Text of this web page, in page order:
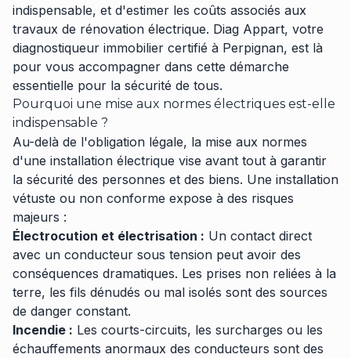
indispensable, et d'estimer les coûts associés aux
travaux de rénovation électrique. Diag Appart, votre
diagnostiqueur immobilier certifié à Perpignan, est là
pour vous accompagner dans cette démarche
essentielle pour la sécurité de tous.
Pourquoi une mise aux normes électriques est-elle
indispensable ?
Au-delà de l'obligation légale, la mise aux normes
d'une installation électrique vise avant tout à garantir
la sécurité des personnes et des biens. Une installation
vétuste ou non conforme expose à des risques
majeurs :
Électrocution et électrisation : Un contact direct
avec un conducteur sous tension peut avoir des
conséquences dramatiques. Les prises non reliées à la
terre, les fils dénudés ou mal isolés sont des sources
de danger constant.
Incendie : Les courts-circuits, les surcharges ou les
échauffements anormaux des conducteurs sont des